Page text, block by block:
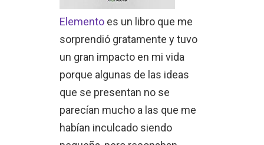
Elementoes un libro que me
sorprendió gratamente y tuvo
un gran impacto en mi vida
porque algunas de las ideas
que se presentan no se
parecían mucho a las que me
habían inculcado siendo